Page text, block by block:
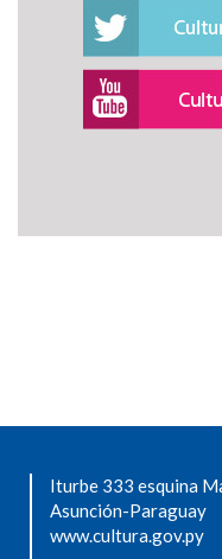
Iturbe 333 esquina
Asunción-Paraguay
www.cultura.gov.py